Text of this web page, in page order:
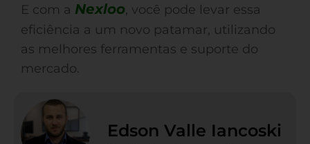
E com a Nexloo, você pode levar essa
eficiência a um novo patamar, utilizando
as melhores ferramentas e suporte do
mercado.
Edson Valle Iancoski